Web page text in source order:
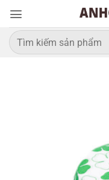
qua
nội
dung
Tìm
kiếm: